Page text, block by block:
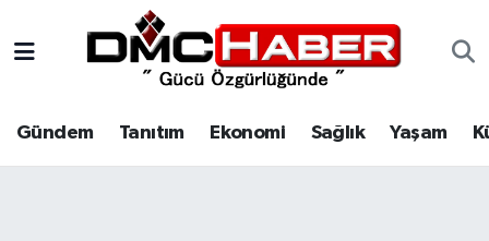
Gündem Tanıtım Ekonomi Sağlık Yaşam
Tanıtım
Nöbetçi Eczaneler
Hava Durumu